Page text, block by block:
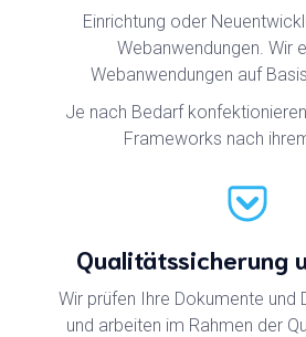
Einrichtung oder
Webanwendungen. Wir
Webanwendungen auf
Je nach Bedarf
Frameworks nach
Qualitätssicherung
Wir prüfen Ihre Dokumente und
und arbeiten im Rahmen der